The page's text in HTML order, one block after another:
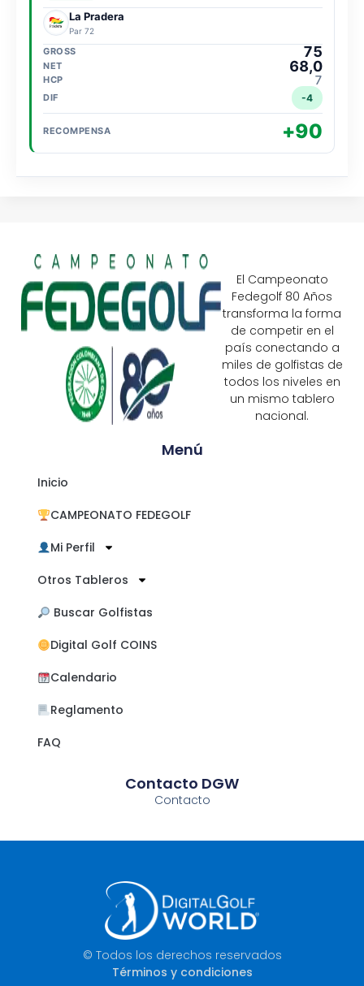
La Pradera
Par 72
75
68,0
7
-4
+90
El Campeonato
Fedegolf 80 Años
transforma la forma
de competir en el
país conectando a
miles de golfistas de
todos los niveles en
un mismo tablero
nacional.
Menú
Inicio
CAMPEONATO FEDEGOLF
Mi Perfil
Otros Tableros
​ Buscar Golfistas
Digital Golf COINS
Calendario
Reglamento
FAQ
Contacto DGW
Contacto
© Todos los derechos reservados
Términos y condiciones